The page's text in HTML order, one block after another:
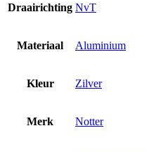
Draairichting NvT
Materiaal Aluminium
Kleur Zilver
Merk Notter